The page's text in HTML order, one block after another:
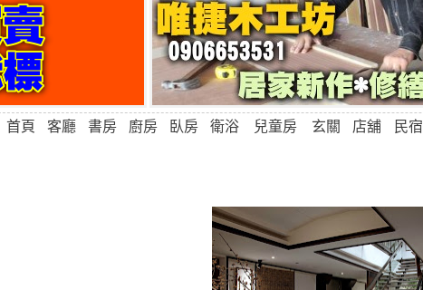
首頁 客廳 書房 廚房 臥房 衛浴 兒童房 玄關 店舖 民宿